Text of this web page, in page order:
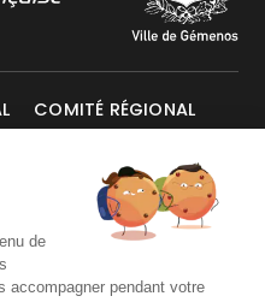
COMITÉ RÉGIONAL
personnelles
Tous droits réservés.
de
accompagner pendant votre